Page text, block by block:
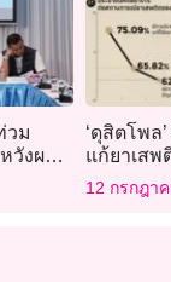
วม
วังผล
‘ดุสิตโพล
แก้ยาเส
ผลประโย
12 กรกฎา